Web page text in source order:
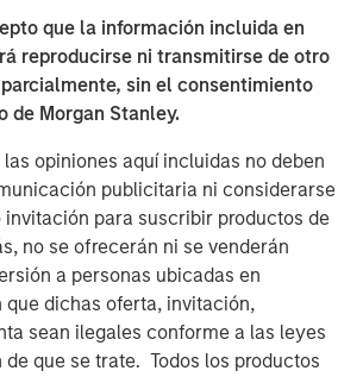
que la información incluida en
reproducirse ni transmitirse de otro
sin el consentimiento
de Morgan Stanley.
opiniones aquí incluidas no deben
publicitaria ni considerarse
invitación para suscribir productos de
no se ofrecerán ni se venderán
a personas ubicadas en
dichas oferta, invitación,
sean ilegales conforme a las leyes
que se trate. Todos los productos
2026
Insights